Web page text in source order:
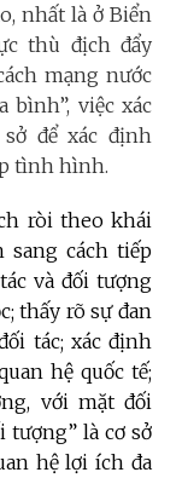
nhất là ở Biển
thù địch đẩy
mạng nước
bình”, việc xác
để xác định
tình hình.
ròi theo khái
sang cách tiếp
và đối tượng
thấy rõ sự đan
tác; xác định
hệ quốc tế;
với mặt đối
tượng” là cơ sở
hệ lợi ích đa